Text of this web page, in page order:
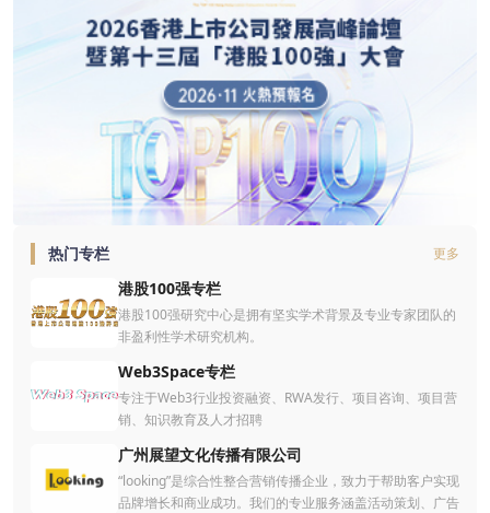
应用。 申请时间截至 2025 年 8 月 1 日，该计划提供高达项
目总开支 80% 的资助，每个项目的最高核准资助额为 50 万
热门专栏 更多
港股100强专栏
港股100强研究中心是拥有坚实学术背景及专业专家团队的
非盈利性学术研究机构。
Web3Space专栏
专注于Web3行业投资融资、RWA发行、项目咨询、项目营
销、知识教育及人才招聘
广州展望文化传播有限公司
“looking”是综合性整合营销传播企业，致力于帮助客户实现
品牌增长和商业成功。我们的专业服务涵盖活动策划、广告